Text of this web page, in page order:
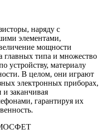
наряду с
элементами,
мощности
главных типа и множество
устройству, материалу
В целом, они играют
электронных приборах,
и заканчивая
гарантируя их